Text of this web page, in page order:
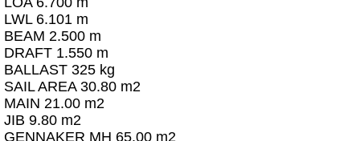
LWL 6.101 m
BEAM 2.500 m
DRAFT 1.550 m
BALLAST 325 kg
SAIL AREA 30.80 m2
MAIN 21.00 m2
JIB 9.80 m2
GENNAKER MH 65.00 m2